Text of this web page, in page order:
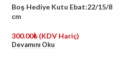
Boş Hediye Kutu Ebat:22/15/8
cm
300.00₺ (KDV Hariç)
Devamını Oku